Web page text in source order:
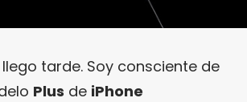
tarde. Soy consciente de
Plus de iPhone